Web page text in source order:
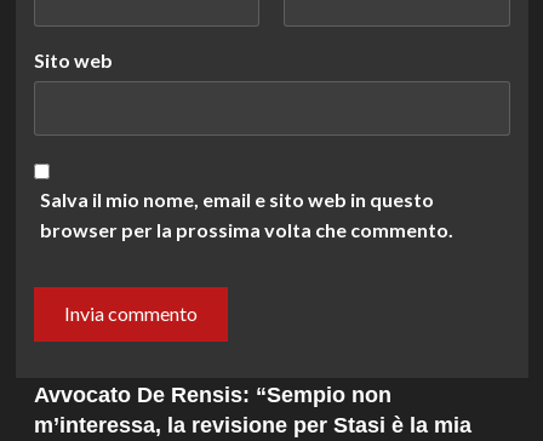
Sito web
Salva il mio nome, email e sito web in questo
browser per la prossima volta che commento.
Avvocato De Rensis: “Sempio non
m’interessa, la revisione per Stasi è la mia